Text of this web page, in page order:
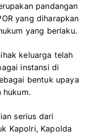
pandangan
yang diharapkan
yang berlaku.
keluarga telah
instansi di
bentuk upaya
hukum.
serius dari
Kapolri, Kapolda